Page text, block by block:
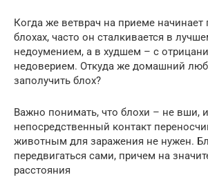
Когда же ветврач на приеме начинает
блохах, часто он сталкивается в
недоумением, а в худшем – с
недоверием. Откуда же домашний
заполучить блох?
Важно понимать, что блохи – не вши, и
непосредственный контакт
животным для заражения не нужен.
передвигаться сами, причем на
расстояния